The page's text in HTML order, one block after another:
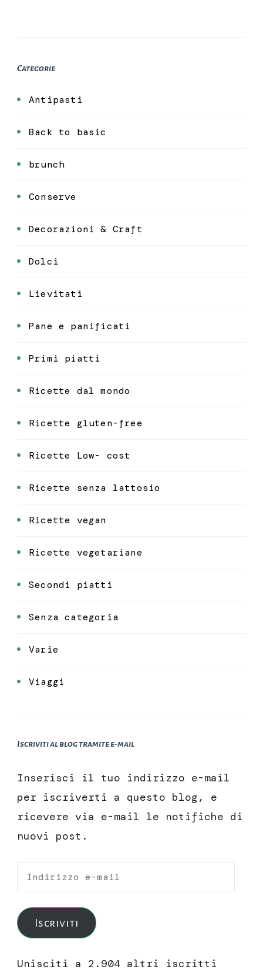
Categorie
Antipasti
Back to basic
brunch
Conserve
Decorazioni & Craft
Dolci
Lievitati
Pane e panificati
Primi piatti
Ricette dal mondo
Ricette gluten-free
Ricette Low- cost
Ricette senza lattosio
Ricette vegan
Ricette vegetariane
Secondi piatti
Senza categoria
Varie
Viaggi
Iscriviti al blog tramite e-mail
Inserisci il tuo indirizzo e-mail
per iscriverti a questo blog, e
ricevere via e-mail le notifiche di
nuovi post.
Indirizzo
mail
Iscriviti
Unisciti a 2.904 altri iscritti